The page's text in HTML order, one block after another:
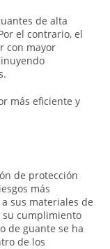
de alta
el contrario, el
con mayor
más eficiente y
de protección
más
sus materiales de
su cumplimiento
de guante se ha
de los